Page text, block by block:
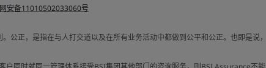
安备11010502033060号
。公正，是指在与人打交道以及在所有业务活动中都做到公平和公正。也即是说